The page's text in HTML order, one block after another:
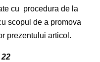
cu procedura de la
scopul de a promova
prezentului articol.